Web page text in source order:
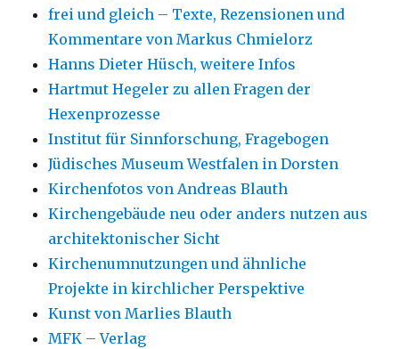
frei und gleich – Texte, Rezensionen und
Kommentare von Markus Chmielorz
Hanns Dieter Hüsch, weitere Infos
Hartmut Hegeler zu allen Fragen der
Hexenprozesse
Institut für Sinnforschung, Fragebogen
Jüdisches Museum Westfalen in Dorsten
Kirchenfotos von Andreas Blauth
Kirchengebäude neu oder anders nutzen aus
architektonischer Sicht
Kirchenumnutzungen und ähnliche
Projekte in kirchlicher Perspektive
Kunst von Marlies Blauth
MFK – Verlag